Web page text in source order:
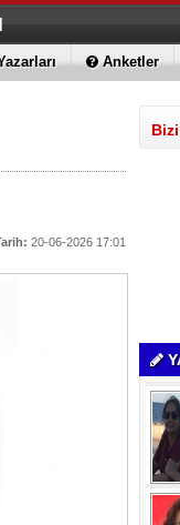
Anketler
20-06-2026 17:01